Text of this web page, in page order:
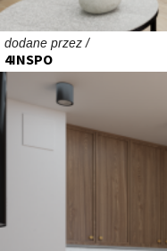
dodane przez /
4INSPO